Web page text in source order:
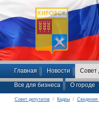
Главная Новости Совет
Все для бизнеса О городе
Совет депутатов / Кадры / Сведения